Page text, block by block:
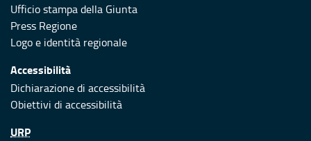
Ufficio stampa della Giunta
Press Regione
Logo e identità regionale
Accessibilità
Dichiarazione di accessibilità
Obiettivi di accessibilità
URP